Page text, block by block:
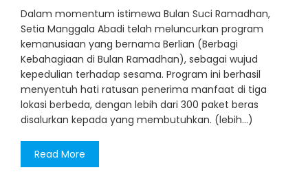
Dalam momentum istimewa Bulan Suci Ramadhan,
Setia Manggala Abadi telah meluncurkan program
kemanusiaan yang bernama Berlian (Berbagi
Kebahagiaan di Bulan Ramadhan), sebagai wujud
kepedulian terhadap sesama. Program ini berhasil
menyentuh hati ratusan penerima manfaat di tiga
lokasi berbeda, dengan lebih dari 300 paket beras
disalurkan kepada yang membutuhkan. (lebih…)
Read More